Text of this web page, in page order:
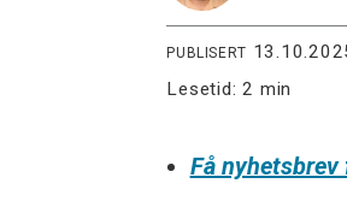
PUBLISERT
Lesetid:2 min
Få